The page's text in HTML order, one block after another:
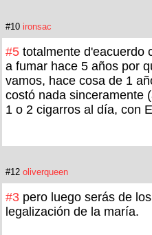
#10 ironsac
#5 totalmente d'eacuerdo
a fumar hace 5 años por
vamos, hace cosa de 1
costó nada sinceramente
1 o 2 cigarros al día, con
#12 oliverqueen
#3 pero luego serás de
legalización de la maría.